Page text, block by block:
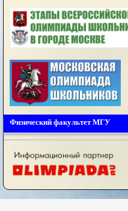
Физический факультет МГУ